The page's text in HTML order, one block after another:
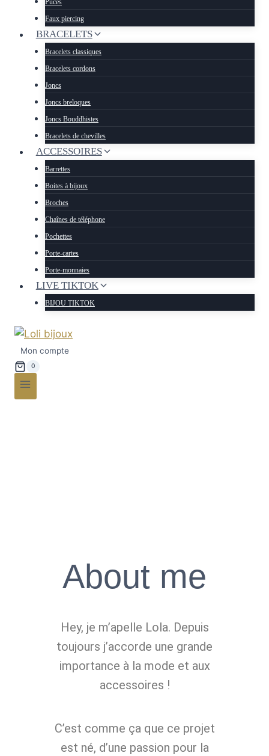
Puces
Faux piercing
BRACELETS
Bracelets classiques
Bracelets cordons
Joncs
Joncs breloques
Joncs Bouddhistes
Bracelets de chevilles
ACCESSOIRES
Barrettes
Boites à bijoux
Broches
Chaînes de téléphone
Pochettes
Porte-cartes
Porte-monnaies
LIVE TIKTOK
BIJOU TIKTOK
Mon compte
0
About me
Hey, je m’apelle Lola. Depuis
toujours j’accorde une grande
importance à la mode et aux
accessoires !
C’est comme ça que ce projet
est né, d’une passion pour la